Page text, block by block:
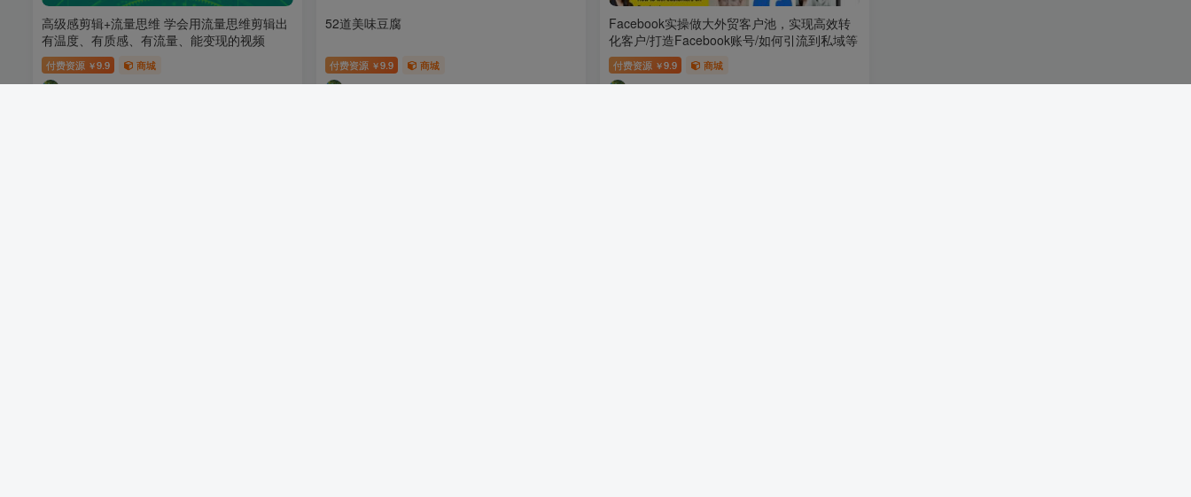
高级感剪辑+流量思维 学会用流量思维剪辑出
有温度、有质感、有流量、能变现的视频
付费资源 ￥9.9 商城
2年前 0 76 8
52道美味豆腐
付费资源 ￥9.9 商城
2年前 0 90 27
Facebook实操做大外贸客户池，实现高效转
化客户/打造Facebook账号/如何引流到私域等
付费资源 ￥9.9 商城
2年前 0 67 32